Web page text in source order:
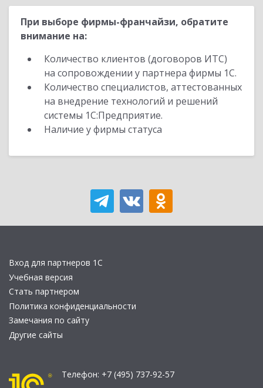
При выборе фирмы-франчайзи, обратите
внимание на:
Количество клиентов (договоров ИТС)
на сопровождении у партнера фирмы 1С.
Количество специалистов, аттестованных
на внедрение технологий и решений
системы 1С:Предприятие.
Наличие у фирмы статуса
Вход для партнеров 1С
Учебная версия
Стать партнером
Политика конфиденциальности
Замечания по сайту
Другие сайты
Телефон: +7 (495) 737-92-57